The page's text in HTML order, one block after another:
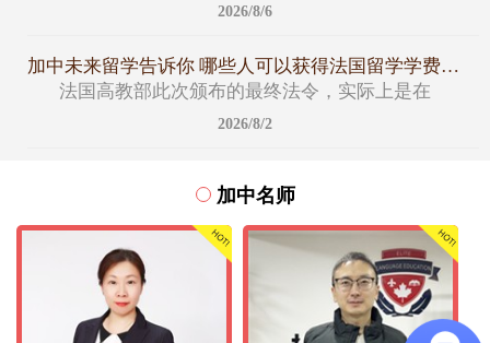
2026/8/6
加中未来留学告诉你 哪些人可以获得法国留学学费减免名额
法国高教部此次颁布的最终法令，实际上是在
2026/8/2
加中名师